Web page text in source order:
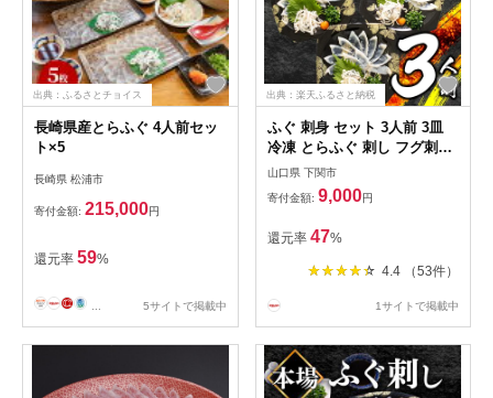
出典：ふるさとチョイス
長崎県産とらふぐ 4人前セッ
ト×5
長崎県 松浦市
寄付金額: 215,000円
還元率 59%
5サイトで掲載中
出典：楽天ふるさと納税
ふぐ 刺身 セット 3人前 3皿
冷凍 とらふぐ 刺し フグ刺し
てっさ お手軽 ふく 低カロリ
ー 高級 鮮魚 ふるさと納税 限
定 高タンパク 低脂肪 コラー
ゲン 皮 ポン酢 もみじ ねぎ
付き プラ皿 冬 年末 年始 人
気 祝い プレゼント 吉田水産
山口県 下関市
寄付金額: 9,000円
還元率 47%
4.4 （53件）
1サイトで掲載中